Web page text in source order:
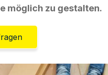
möglich zu gestalten.